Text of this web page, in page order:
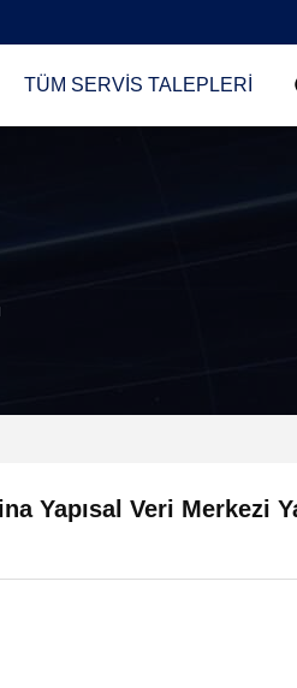
TÜM SERVIS TALEPLERI
Yapısal Veri Merkezi